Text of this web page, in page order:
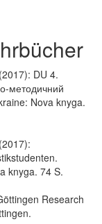
DU 4.
методичний
Nova knyga.
knyga. 74 S.
Research